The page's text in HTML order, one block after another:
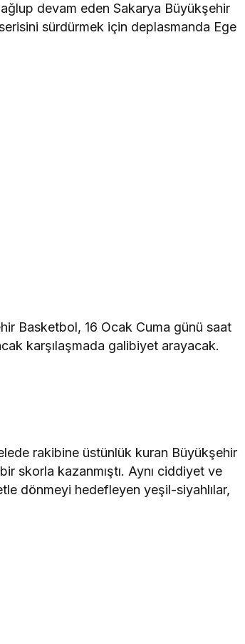
devam eden Sakarya Büyükşehir
sürdürmek için deplasmanda Ege
Basketbol, 16 Ocak Cuma günü saat
karşılaşmada galibiyet arayacak.
rakibine üstünlük kuran Büyükşehir
skorla kazanmıştı. Aynı ciddiyet ve
dönmeyi hedefleyen yeşil-siyahlılar,